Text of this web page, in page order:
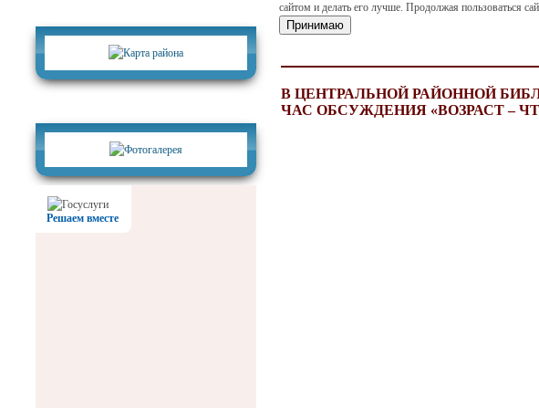
Решаем вместе
сайтом и делать его лучше. Продолжая пользоваться
Принимаю
В ЦЕНТРАЛЬНОЙ РАЙОННОЙ
ЧАС ОБСУЖДЕНИЯ «ВОЗРАСТ –